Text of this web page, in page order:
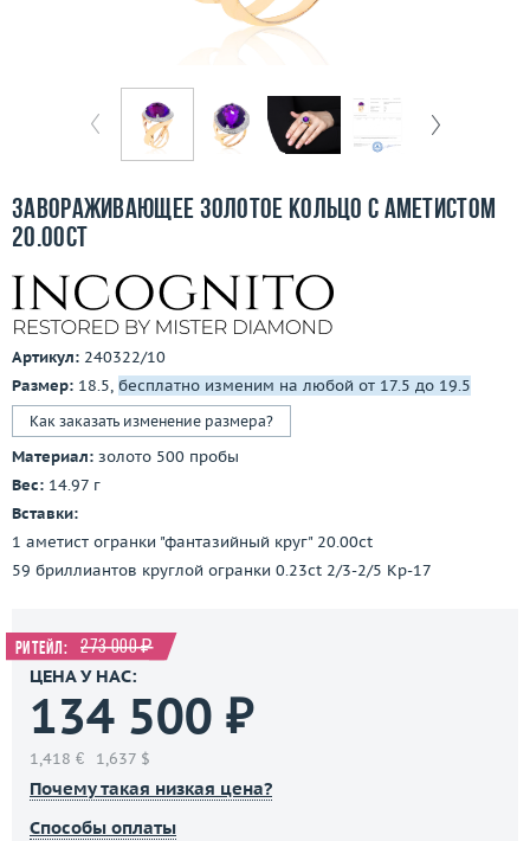
Бесплатная доставка
О компании
Контакты
3D-тур по шоуруму
Завораживающее золотое кольцо с аметистом
20.00ct
Артикул: 240322/10
Размер: 18.5, бесплатно изменим на любой от 17.5 до 19.5
Как заказать изменение размера?
Материал: золото 500 пробы
Вес: 14.97 г
Вставки:
1 аметист огранки "фантазийный круг" 20.00ct
59 бриллиантов круглой огранки 0.23ct 2/3-2/5 Кр-17
Ритейл: 273 000 ₽
ЦЕНА У НАС:
134 500 ₽
1,418 € 1,637 $
Почему такая низкая цена?
Способы оплаты